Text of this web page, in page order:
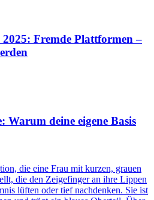
Fremde Plattformen –
Warum deine eigene Basis